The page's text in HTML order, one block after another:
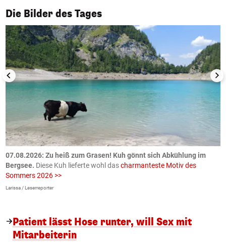
Die Bilder des Tages
1/50
07.08.2026: Zu heiß zum Grasen! Kuh gönnt sich Abkühlung im
Bergsee. Diese Kuh lieferte wohl dascharmanteste Motiv des
Sommers 2026 >>
Larissa / Leserreporter
Patient lässt Hose runter, will Sex mit
Mitarbeiterin